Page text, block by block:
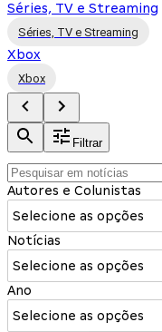
Séries, TV e Streaming
Séries, TV e Streaming
Xbox
Xbox
Filtrar
Autores e Colunistas
Selecione as opções
Notícias
Selecione as opções
Ano
Selecione as opções